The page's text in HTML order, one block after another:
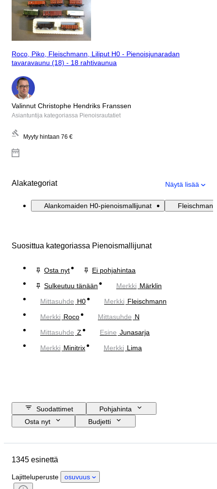
Roco, Piko, Fleischmann, Liliput H0 - Pienoisjunaradan
tavaravaunu (18) - 18 rahtivaunua
Valinnut Christophe Hendriks Franssen
Asiantuntija kategoriassa Pienoisrautatiet
Myyty hintaan 76 €
Alakategoriat Näytä lisää
Alankomaiden H0-pienoismallijunat
Suosittua kategoriassa Pienoismallijunat
Osta nyt
Ei pohjahintaa
Sulkeutuu tänään
Merkki Märklin
Mittasuhde H0 Merkki Fleischmann
Merkki Roco Mittasuhde N
Mittasuhde Z Esine Junasarja
Merkki Minitrix Merkki Lima
Suodattimet
Pohjahinta
Osta nyt
Budjetti
Materiaali
Väri
Kontrolli
Virtalähde
1345 esinettä
Lajitteluperuste osuvuus